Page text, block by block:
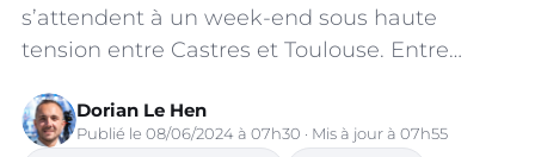
s’attendent à un week-end sous haute
tension entre Castres et Toulouse. Entre…
Dorian Le Hen
Publié le 08/06/2024 à 07h30 · Mis à jour à 07h55